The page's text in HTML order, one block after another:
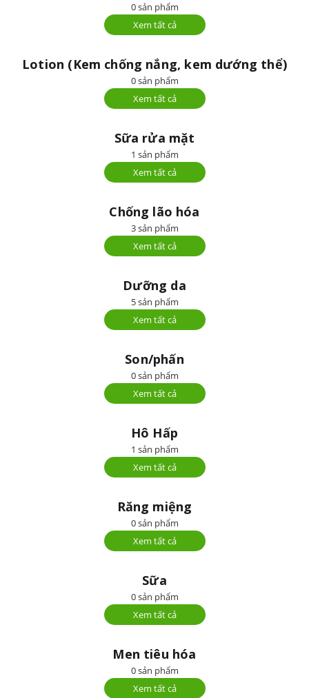
0 sản phẩm
Xem tất cả
Lotion (Kem chống nắng, kem dướng thể)
0 sản phẩm
Xem tất cả
Sữa rửa mặt
1 sản phẩm
Xem tất cả
Chống lão hóa
3 sản phẩm
Xem tất cả
Dưỡng da
5 sản phẩm
Xem tất cả
Son/phấn
0 sản phẩm
Xem tất cả
Hô Hấp
1 sản phẩm
Xem tất cả
Răng miệng
0 sản phẩm
Xem tất cả
Sữa
0 sản phẩm
Xem tất cả
Men tiêu hóa
0 sản phẩm
Xem tất cả